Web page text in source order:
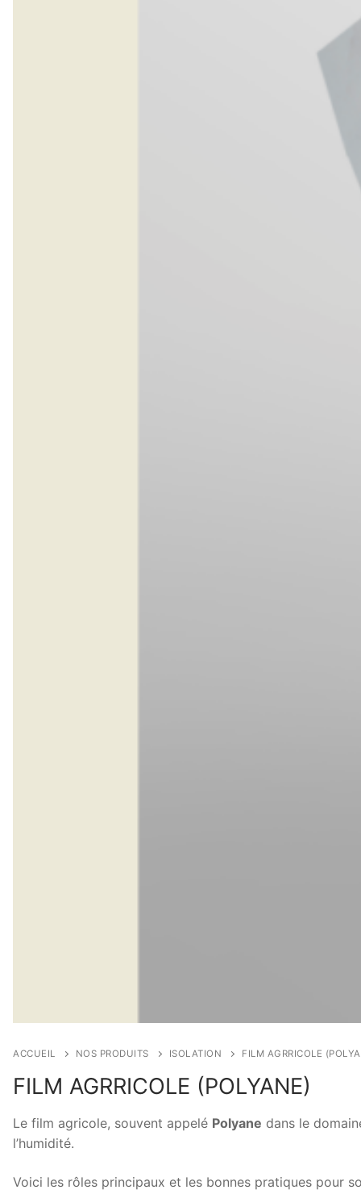
ACCUEIL NOS PRODUITS ISOLATION FILM AGRRICOLE
FILM AGRRICOLE (POLYANE)
Le film agricole, souvent appelé Polyane dans le
l’humidité.
Voici les rôles principaux et les bonnes pratiques pour